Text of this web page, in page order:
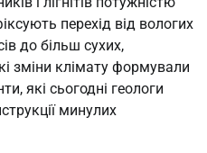
перехід від вологих
до більш сухих,
зміни клімату формували
які сьогодні геологи
минулих